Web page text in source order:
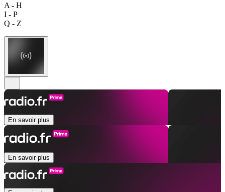
A - H
I - P
Q - Z
En savoir plus
En savoir plus